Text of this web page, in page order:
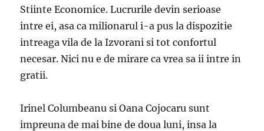
Stiinte Economice. Lucrurile devin serioase
intre ei, asa ca milionarul i-a pus la dispozitie
intreaga vila de la Izvorani si tot confortul
necesar. Nici nu e de mirare ca vrea sa ii intre in
gratii.
Irinel Columbeanu si Oana Cojocaru sunt
impreuna de mai bine de doua luni, insa la